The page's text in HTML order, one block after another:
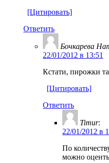
[Цитировать]
Ответить
Бочкарева
22/01/2012 в 13:51
Кстати, пирожки
[Цитировать]
Ответить
Timur:
22/01/2012 в
По
можно